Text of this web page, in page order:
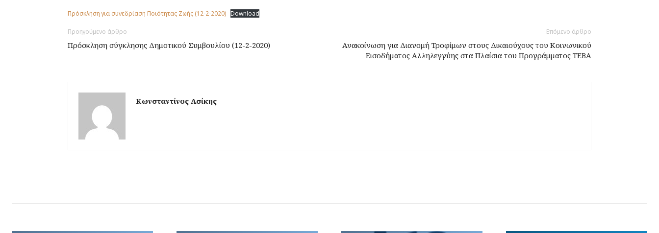
Πρόσκληση για συνεδρίαση Ποιότητας Ζωής (12-2-2020) Download
Προηγούμενο άρθρο
Πρόσκληση σύγκλησης Δημοτικού Συμβουλίου (12-2-2020)
Επόμενο άρθρο
Ανακοίνωση για Διανομή Τροφίμων στους Δικαιούχους του Κοινωνικού
Εισοδήματος Αλληλεγγύης στα Πλαίσια του Προγράμματος ΤΕΒΑ
Κωνσταντίνος Ασίκης